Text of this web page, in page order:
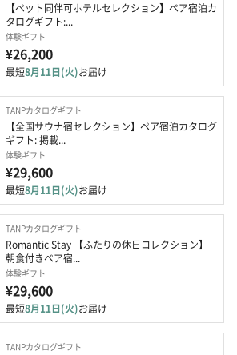
【ペット同伴可ホテルセレクション】ペア宿泊カ
タログギフト:...
体験ギフト
¥26,200
最短8月11日(火)お届け
TANPカタログギフト
【全国サウナ宿セレクション】ペア宿泊カタログ
ギフト: 掲載...
体験ギフト
¥29,600
最短8月11日(火)お届け
TANPカタログギフト
Romantic Stay 【ふたりの休日コレクション】
朝食付きペア宿...
体験ギフト
¥29,600
最短8月11日(火)お届け
TANPカタログギフト